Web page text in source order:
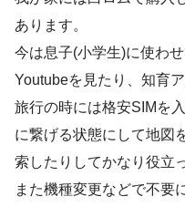
あります。
今は息子(小学生)に使わ
Youtubeを見たり、知育
旅行の時には格安SIMを
に繋げる状態にして地図
索したりしてかなり役立
また機種変更などで不要